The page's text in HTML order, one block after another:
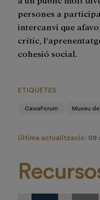
persones a
intercanvi que
crític,
cohesió social.
ETIQUETES
CaixaForum Museu
Última actualització: 09